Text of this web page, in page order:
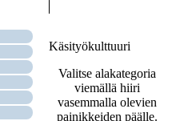
Käsityökulttuuri
Valitse alakategoria
viemällä hiiri
vasemmalla olevien
painikkeiden päälle.